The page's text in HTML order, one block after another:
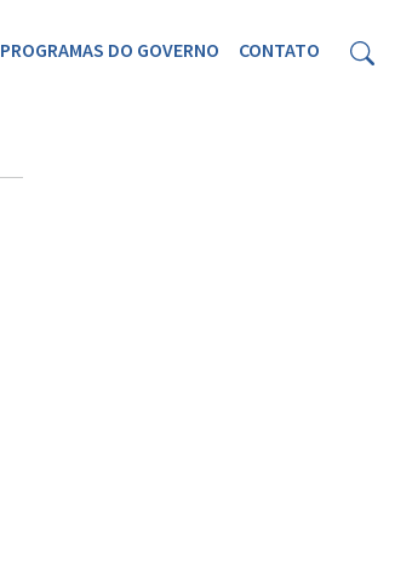
PROGRAMAS DO GOVERNO CONTATO